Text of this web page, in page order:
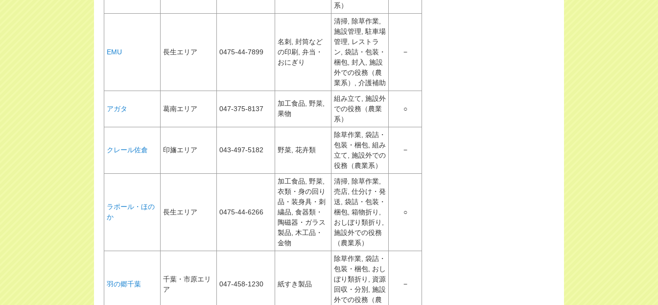
系）
EMU 長生エリア 0475-44-7899
名刺, 封筒など
の印刷, 弁当・
おにぎり
清掃, 除草作業,
施設管理, 駐車場
管理, レストラ
ン, 袋詰・包装・
梱包, 封入, 施設
外での役務（農
業系）, 介護補助
−
アガタ 葛南エリア 047‐375‐8137
加工食品, 野菜,
果物
組み立て, 施設外
での役務（農業
系）
○
クレール佐倉 印旛エリア 043-497-5182 野菜, 花卉類
除草作業, 袋詰・
包装・梱包, 組み
立て, 施設外での
役務（農業系）
−
ラポール・ほの
か
長生エリア 0475-44-6266
加工食品, 野菜,
衣類・身の回り
品・装身具・刺
繍品, 食器類・
陶磁器・ガラス
製品, 木工品・
金物
清掃, 除草作業,
売店, 仕分け・発
送, 袋詰・包装・
梱包, 箱物折り,
おしぼり類折り,
施設外での役務
（農業系）
○
羽の郷千葉
千葉・市原エリ
ア
047-458-1230 紙すき製品
除草作業, 袋詰・
包装・梱包, おし
ぼり類折り, 資源
回収・分別, 施設
外での役務（農
−